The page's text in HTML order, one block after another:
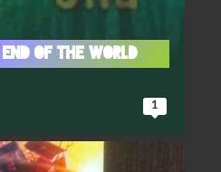
of the World
1